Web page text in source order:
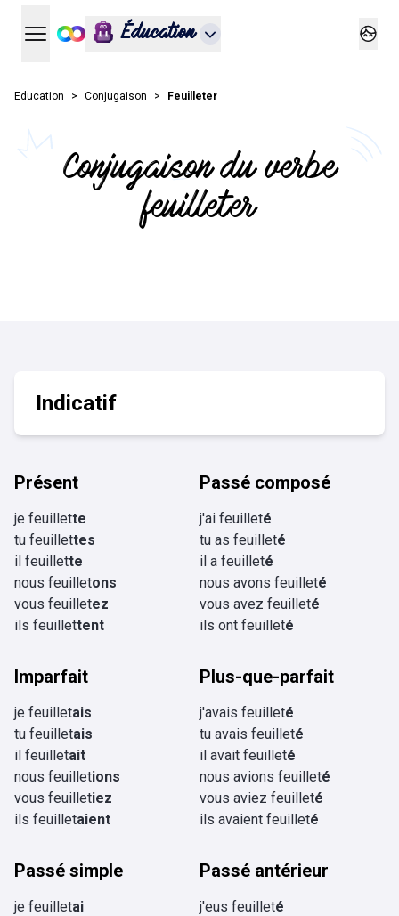
Ouvrir le menu principal
Éducation
Education Conjugaison Feuilleter
Conjugaison du verbe
feuilleter
Indicatif
Présent
je feuillette
tu feuillettes
il feuillette
nous feuilletons
vous feuilletez
ils feuillettent
Passé composé
j'ai feuilleté
tu as feuilleté
il a feuilleté
nous avons feuilleté
vous avez feuilleté
ils ont feuilleté
Imparfait
je feuilletais
tu feuilletais
il feuilletait
nous feuilletions
vous feuilletiez
ils feuilletaient
Plus-que-parfait
j'avais feuilleté
tu avais feuilleté
il avait feuilleté
nous avions feuilleté
vous aviez feuilleté
ils avaient feuilleté
Passé simple
je feuilletai
Passé antérieur
j'eus feuilleté